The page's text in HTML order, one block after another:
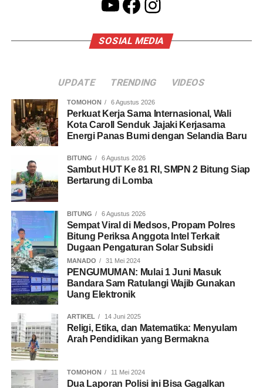
SOSIAL MEDIA
UPDATE TRENDING VIDEOS
TOMOHON 6 Agustus 2026
Perkuat Kerja Sama Internasional, Wali
Kota Caroll Senduk Jajaki Kerjasama
Energi Panas Bumi dengan Selandia Baru
BITUNG 6 Agustus 2026
Sambut HUT Ke 81 RI, SMPN 2 Bitung Siap
Bertarung di Lomba
BITUNG 6 Agustus 2026
Sempat Viral di Medsos, Propam Polres
Bitung Periksa Anggota Intel Terkait
Dugaan Pengaturan Solar Subsidi
MANADO 31 Mei 2024
PENGUMUMAN: Mulai 1 Juni Masuk
Bandara Sam Ratulangi Wajib Gunakan
Uang Elektronik
ARTIKEL 14 Juni 2025
Religi, Etika, dan Matematika: Menyulam
Arah Pendidikan yang Bermakna
TOMOHON 11 Mei 2024
Dua Laporan Polisi ini Bisa Gagalkan